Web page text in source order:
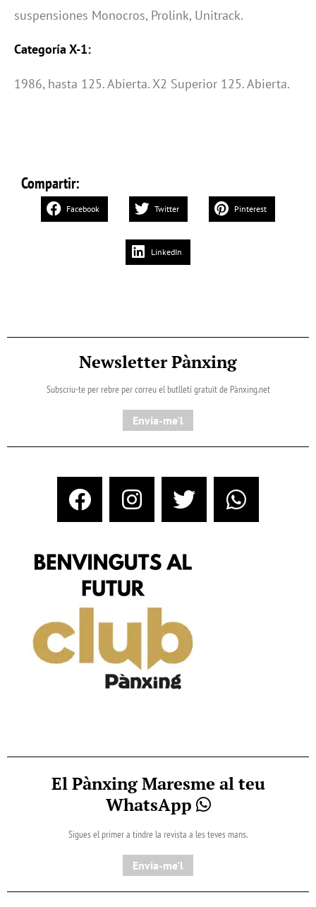
suspensiones Monocros, Prolink, Unitrack.
Categoría X-1:
1986, hasta 125. Abierta. X2 Superior 125. Abierta.
Compartir:
Facebook Twitter Pinterest
LinkedIn
Newsletter Pànxing
Subscriu-te per rebre per correu el butlletí gratuït de Pànxing.net​
Envia-me'l
El Pànxing Maresme al teu
WhatsApp
Sigues el primer a tindre la revista a les teves mans.
Envia-me'l